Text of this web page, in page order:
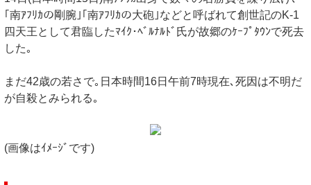
｢南ｱﾌﾘｶの剛腕｣｢南ｱﾌﾘｶの大砲｣などと呼ばれて創世記のK-1
四天王として君臨したﾏｲｸ･ﾍﾞﾙﾅﾙﾄﾞ氏が故郷のｹｰﾌﾟﾀｳﾝで死去
した｡
まだ42歳の若さで｡日本時間16日午前7時現在､死因は不明だ
が自殺とみられる｡
(画像はｲﾒｰｼﾞです)